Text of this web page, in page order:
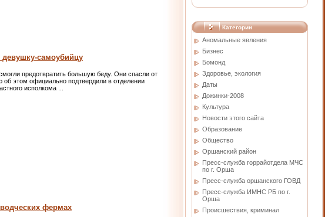
девушку-самоубийцу
предотвратить большую беду. Они спасли от
этом официально подтвердили в отделении
исполкома
фермах
Категории
Аномальные явления
Бизнес
Бомонд
Здоровье, экология
Даты
Дожинки-2008
Культура
Новости этого сайта
Образование
Общество
Оршанский район
Пресс-служба горрайотдела МЧС
по г. Орша
Пресс-служба оршанского ГОВД
Пресс-служба ИМНС РБ по г.
Орша
Проиcшествия, криминал